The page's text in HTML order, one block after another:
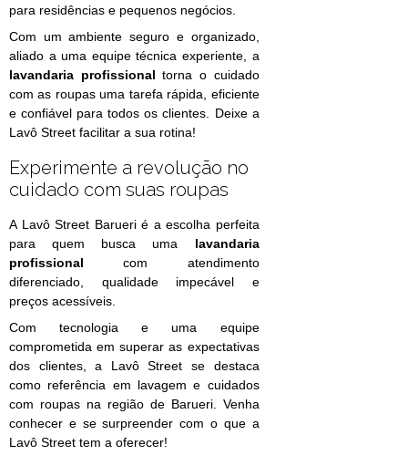
para residências e pequenos negócios.
Com um ambiente seguro e organizado,
aliado a uma equipe técnica experiente, a
lavandaria profissional torna o cuidado
com as roupas uma tarefa rápida, eficiente
e confiável para todos os clientes. Deixe a
Lavô Street facilitar a sua rotina!
Experimente a revolução no
cuidado com suas roupas
A Lavô Street Barueri é a escolha perfeita
para quem busca uma lavandaria
profissional com atendimento
diferenciado, qualidade impecável e
preços acessíveis.
Com tecnologia e uma equipe
comprometida em superar as expectativas
dos clientes, a Lavô Street se destaca
como referência em lavagem e cuidados
com roupas na região de Barueri. Venha
conhecer e se surpreender com o que a
Lavô Street tem a oferecer!